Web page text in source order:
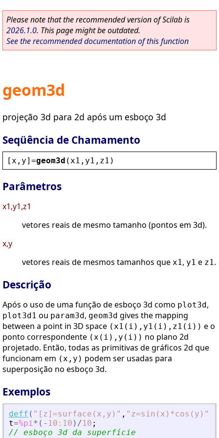
Please note that the recommended version of Scilab is
2026.1.0. This page might be outdated.
See the recommended documentation of this function
geom3d
projeção 3d para 2d após um esboço 3d
Seqüência de Chamamento
[ x , y]=geom3d ( x1 , y1 , z1 )
Parâmetros
x1,y1,z1
vetores reais de mesmo tamanho (pontos em 3d).
x,y
vetores reais de mesmos tamanhos que x1, y1 e z1.
Descrição
Após o uso de uma função de esboço 3d como plot3d ,
plot3d1 ou param3d , geom3d gives the mapping
between a point in 3D space (x1(i),y1(i),z1(i)) e o
ponto correspondente (x(i),y(i)) no plano 2d
projetado. Então, todas as primitivas de gráficos 2d que
funcionam em (x,y) podem ser usadas para
superposição no esboço 3d.
Exemplos
deff ( " [z]=surface(x,y) " , " z=sin(x)*cos(y) "
t=%pi* ( - 10 : 10 ) /10 ;
// esboço 3d da superfície